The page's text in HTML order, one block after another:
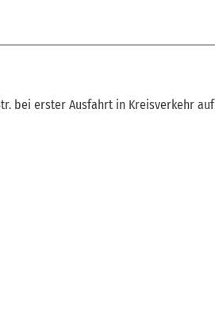
bei erster Ausfahrt in Kreisverkehr auf